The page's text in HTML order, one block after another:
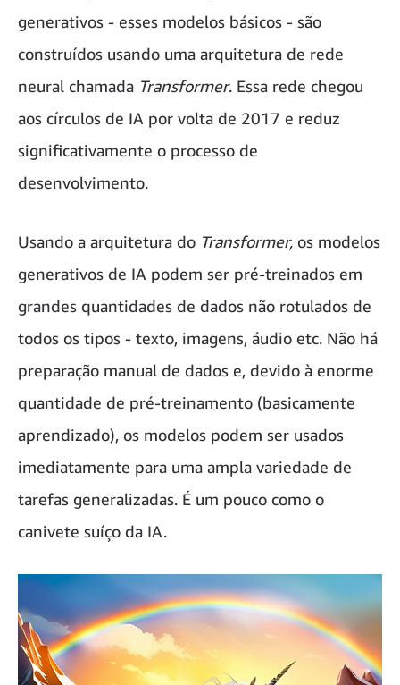
generativos - esses modelos básicos - são
construídos usando uma arquitetura de rede
neural chamada Transformer. Essa rede chegou
aos círculos de IA por volta de 2017 e reduz
significativamente o processo de
desenvolvimento.
Usando a arquitetura do Transformer, os modelos
generativos de IA podem ser pré-treinados em
grandes quantidades de dados não rotulados de
todos os tipos - texto, imagens, áudio etc. Não há
preparação manual de dados e, devido à enorme
quantidade de pré-treinamento (basicamente
aprendizado), os modelos podem ser usados
imediatamente para uma ampla variedade de
tarefas generalizadas. É um pouco como o
canivete suíço da IA.